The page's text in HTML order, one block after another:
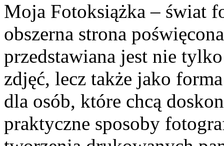
Moja Fotoksiążka – świat
obszerna strona
przedstawiana jest nie
zdjęć, lecz także jako
dla osób, które chcą
praktyczne sposoby